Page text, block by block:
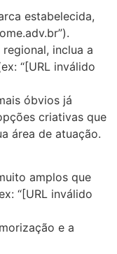
estabelecida,
inclua a
“[URL inválido
óbvios já
criativas que
área de atuação.
amplos que
“[URL inválido
e a